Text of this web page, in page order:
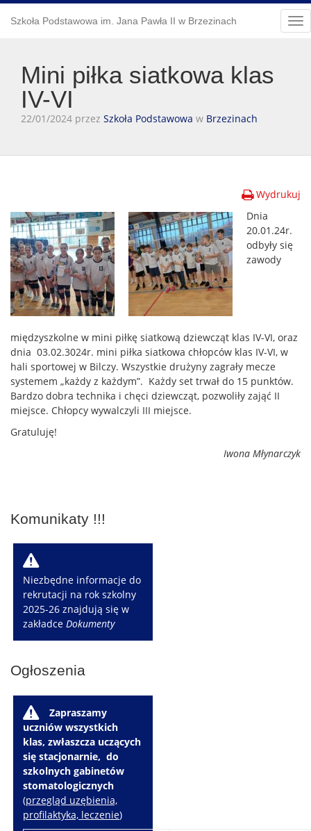
Szkoła Podstawowa im. Jana Pawła II w Brzezinach
Mini piłka siatkowa klas
IV-VI
22/01/2024 przez Szkoła Podstawowa w Brzezinach
Wydrukuj
Dnia
20.01.24r.
odbyły się
zawody
międzyszkolne w mini piłkę siatkową dziewcząt klas IV-VI, oraz
dnia 03.02.3024r. mini piłka siatkowa chłopców klas IV-VI, w
hali sportowej w Bilczy. Wszystkie drużyny zagrały mecze
systemem „każdy z każdym”. Każdy set trwał do 15 punktów.
Bardzo dobra technika i chęci dziewcząt, pozwoliły zająć II
miejsce. Chłopcy wywalczyli III miejsce.
Gratuluję!
Iwona Młynarczyk
Komunikaty !!!
W
Niezbędne informacje do
rekrutacji na rok szkolny
2025-26 znajdują się w
zakładceDokumenty
Ogłoszenia
W
Zapraszamy
uczniów wszystkich
klas, zwłaszcza uczących
się stacjonarnie, do
szkolnych gabinetów
stomatologicznych
(przegląd uzębienia,
profilaktyka, leczenie)